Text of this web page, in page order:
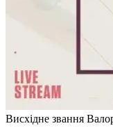
Висхідне звання